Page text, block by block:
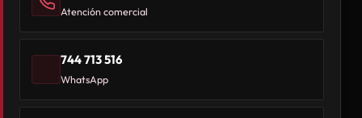
Atención comercial
744 713 516
WhatsApp